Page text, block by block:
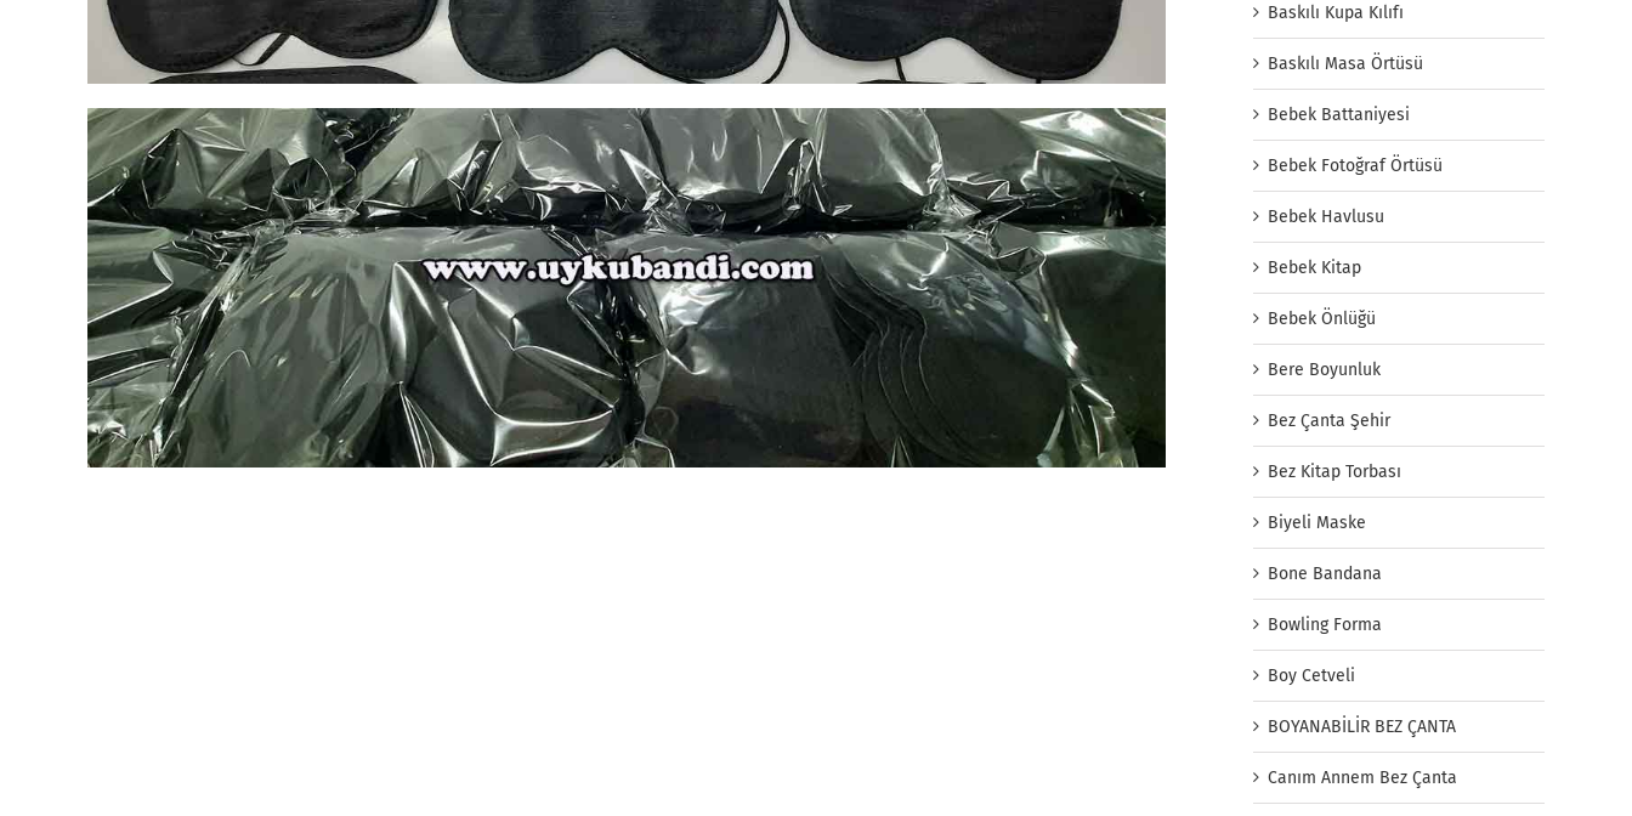
Baskılı Kupa Kılıfı
Baskılı Masa Örtüsü
Bebek Battaniyesi
Bebek Fotoğraf Örtüsü
Bebek Havlusu
Bebek Kitap
Bebek Önlüğü
Bere Boyunluk
Bez Çanta Şehir
Bez Kitap Torbası
Biyeli Maske
Bone Bandana
Bowling Forma
Boy Cetveli
BOYANABİLİR BEZ ÇANTA
Canım Annem Bez Çanta